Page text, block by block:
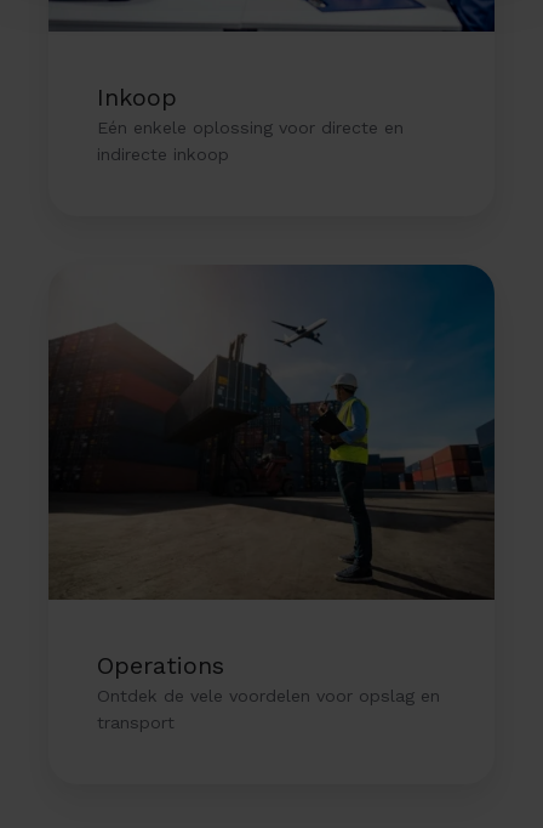
Inkoop
Eén enkele oplossing voor directe en
indirecte inkoop
Operations
Ontdek de vele voordelen voor opslag en
transport